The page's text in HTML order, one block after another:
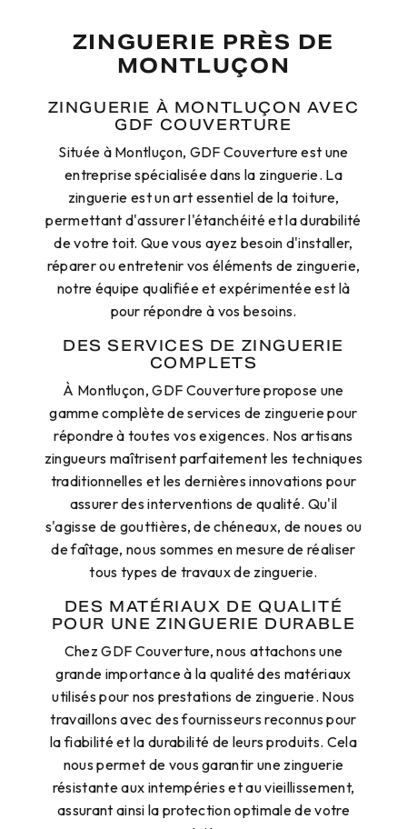
ZINGUERIE PRÈS DE
MONTLUÇON
ZINGUERIE À MONTLUÇON AVEC
GDF COUVERTURE
Située à Montluçon, GDF Couverture est une
entreprise spécialisée dans la zinguerie. La
zinguerie est un art essentiel de la toiture,
permettant d'assurer l'étanchéité et la durabilité
de votre toit. Que vous ayez besoin d'installer,
réparer ou entretenir vos éléments de zinguerie,
notre équipe qualifiée et expérimentée est là
pour répondre à vos besoins.
DES SERVICES DE ZINGUERIE
COMPLETS
À Montluçon, GDF Couverture propose une
gamme complète de services de zinguerie pour
répondre à toutes vos exigences. Nos artisans
zingueurs maîtrisent parfaitement les techniques
traditionnelles et les dernières innovations pour
assurer des interventions de qualité. Qu'il
s'agisse de gouttières, de chéneaux, de noues ou
de faîtage, nous sommes en mesure de réaliser
tous types de travaux de zinguerie.
DES MATÉRIAUX DE QUALITÉ
POUR UNE ZINGUERIE DURABLE
Chez GDF Couverture, nous attachons une
grande importance à la qualité des matériaux
utilisés pour nos prestations de zinguerie. Nous
travaillons avec des fournisseurs reconnus pour
la fiabilité et la durabilité de leurs produits. Cela
nous permet de vous garantir une zinguerie
résistante aux intempéries et au vieillissement,
assurant ainsi la protection optimale de votre